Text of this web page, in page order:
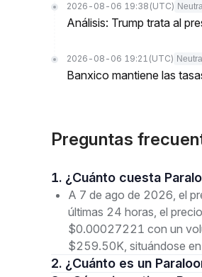
2026-08-06 19:38 (UTC)
Análisis: Trump trata al
2026-08-06 19:21 (UTC) Neutral
Banxico mantiene las
Preguntas
1. ¿Cuánto cuesta
A 7 de ago de 2026, el
últimas 24 horas, el
$0.00027221 con un
$259.50K, situándose
2. ¿Cuánto es un